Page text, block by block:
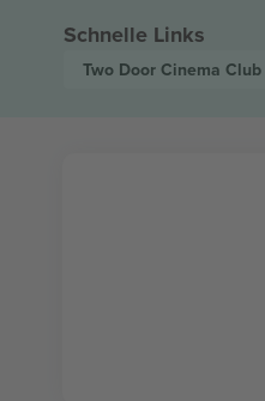
Schnelle Links
Two Door Cinema Club